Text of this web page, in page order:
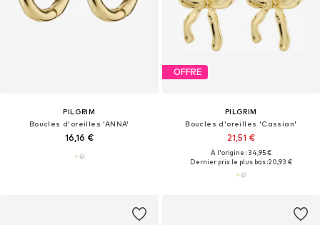
PILGRIM
Boucles d'oreilles 'ANNA'
16,16 €
OFFRE
PILGRIM
Boucles d'oreilles 'Cassian'
21,51 €
À l'origine : 34,95 €
Dernier prix le plus bas :20,93 €